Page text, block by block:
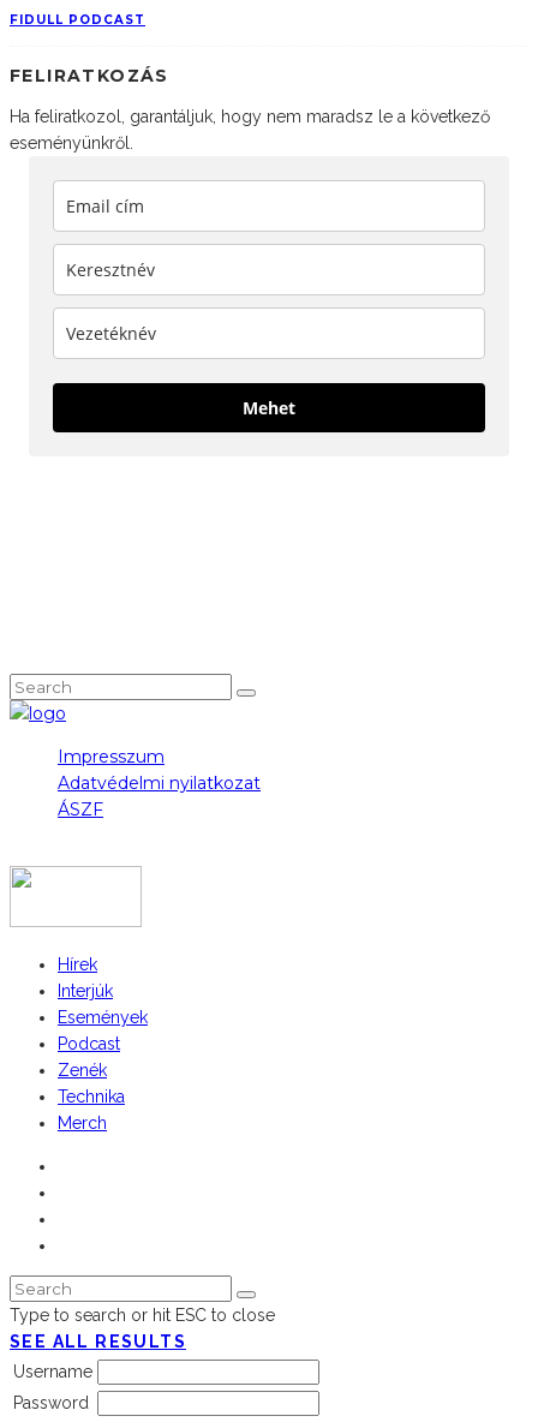
FIDULL PODCAST
FELIRATKOZÁS
Ha feliratkozol, garantáljuk, hogy nem maradsz le a következő
eseményünkről.
Mehet
Impresszum
Adatvédelmi nyilatkozat
ÁSZF
Hírek
Interjúk
Események
Podcast
Zenék
Technika
Merch
Type to search or hit ESC to close
SEE ALL RESULTS
Username
Password